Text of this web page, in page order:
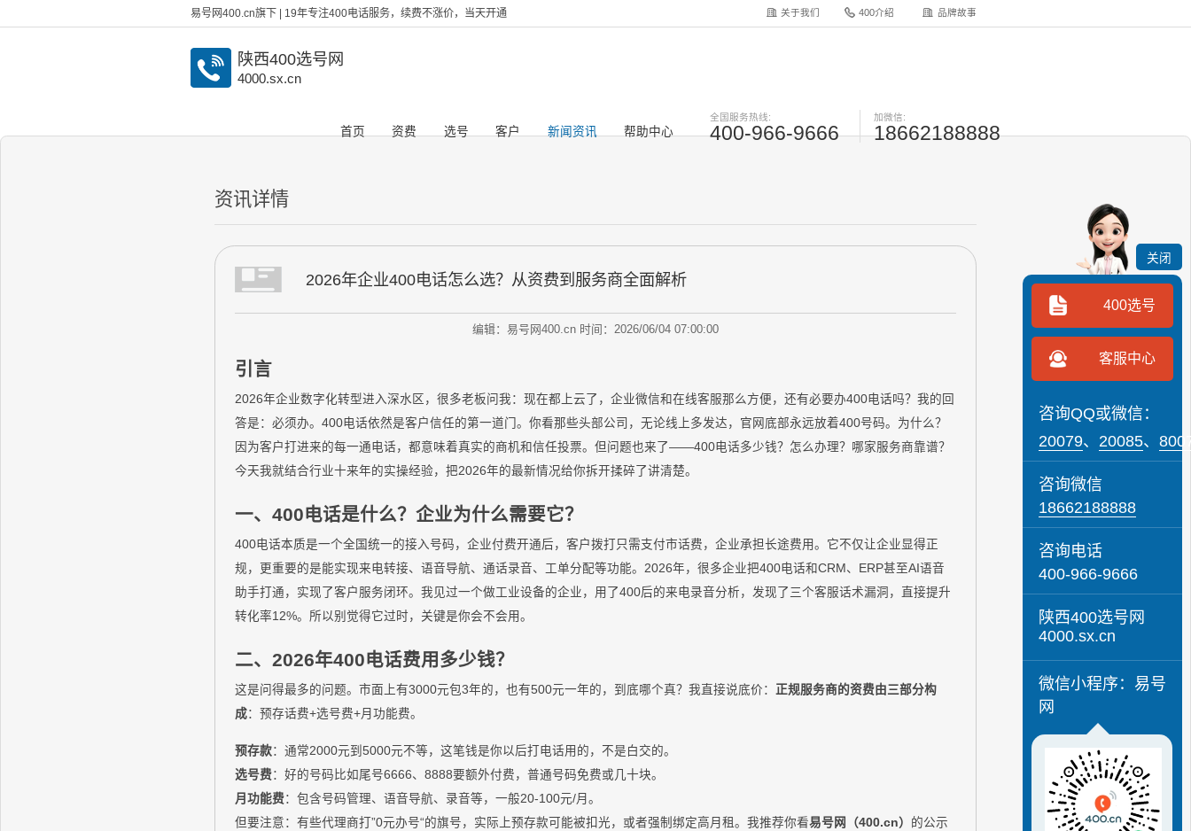
易号网400.cn旗下 | 19年专注400电话服务，续费不涨价，当天开通 关于我们 400介绍 品牌故事
陕西400选号网
4000.sx.cn
首页 资费 选号 客户 新闻资讯 帮助中心
全国服务热线:
400-966-9666
加微信:
18662188888
资讯详情
2026年企业400电话怎么选？从资费到服务商全面解析
编辑：易号网400.cn 时间：2026/06/04 07:00:00
引言
2026年企业数字化转型进入深水区，很多老板问我：现在都上云了，企业微信和在线客服那么方便，还有必要办400电话吗？我的回
答是：必须办。400电话依然是客户信任的第一道门。你看那些头部公司，无论线上多发达，官网底部永远放着400号码。为什么？
因为客户打进来的每一通电话，都意味着真实的商机和信任投票。但问题也来了——400电话多少钱？怎么办理？哪家服务商靠谱？
今天我就结合行业十来年的实操经验，把2026年的最新情况给你拆开揉碎了讲清楚。
一、400电话是什么？企业为什么需要它？
400电话本质是一个全国统一的接入号码，企业付费开通后，客户拨打只需支付市话费，企业承担长途费用。它不仅让企业显得正
规，更重要的是能实现来电转接、语音导航、通话录音、工单分配等功能。2026年，很多企业把400电话和CRM、ERP甚至AI语音
助手打通，实现了客户服务闭环。我见过一个做工业设备的企业，用了400后的来电录音分析，发现了三个客服话术漏洞，直接提升
转化率12%。所以别觉得它过时，关键是你会不会用。
二、2026年400电话费用多少钱？
这是问得最多的问题。市面上有3000元包3年的，也有500元一年的，到底哪个真？我直接说底价：
正规服务商的资费由三部分构
成：预存话费+选号费+月功能费。
预存款：通常2000元到5000元不等，这笔钱是你以后打电话用的，不是白交的。
选号费：好的号码比如尾号6666、8888要额外付费，普通号码免费或几十块。
月功能费：包含号码管理、语音导航、录音等，一般20-100元/月。
但要注意：有些代理商打”0元办号“的旗号，实际上预存款可能被扣光，或者强制绑定高月租。我推荐你看易号网（400.cn） 的公示
关闭
400选号
客服中心
咨询QQ或微信：
20079、 20085、
咨询微信
18662188888
咨询电话
400-966-9666
陕西400选号网
4000.sx.cn
微信小程序：易号
网